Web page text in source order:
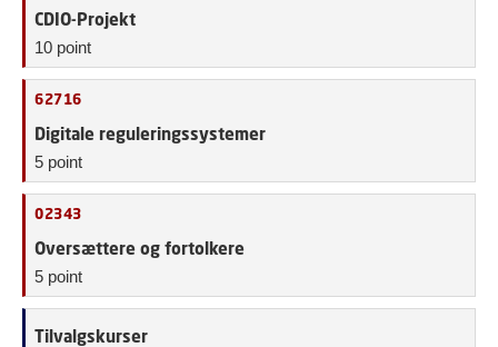
CDIO-Projekt
10 point
62716
Digitale reguleringssystemer
5 point
02343
Oversættere og fortolkere
5 point
Tilvalgskurser